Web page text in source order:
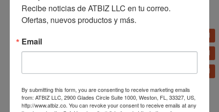
Productos relacionados
Parrilla Radiante Migali
Dispensador de Cerveza
Migali de Extracción
Recibe noticias de ATBIZ LLC en tu correo.
Ofertas, nuevos productos y más.
Email
By submitting this form, you are consenting to receive marketing emails
from: ATBIZ LLC, 2900 Glades Circle Suite 1000, Weston, FL, 33327, US,
http://www.atbiz.co. You can revoke your consent to receive emails at any